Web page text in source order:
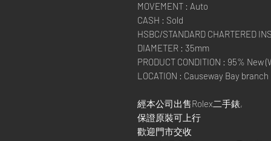
MOVEMENT : Auto
CASH : Sold
HSBC/STANDARD CHARTERED
DIAMETER : 35mm
PRODUCT CONDITION : 95% New
LOCATION : Causeway Bay branch
經本公司出售Rolex二手錶,
保證原裝可上行
歡迎門市交收